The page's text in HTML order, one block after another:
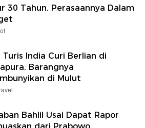
30 Tahun, Perasaannya Dalam
Turis India Curi Berlian di
Barangnya
di Mulut
Bahlil Usai Dapat Rapor
dari Prabowo